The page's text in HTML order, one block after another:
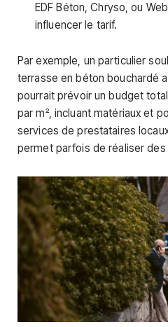
EDF Béton, Chryso, ou
influencer le tarif.
Par exemple, un particulier
terrasse en béton bouchardé
pourrait prévoir un budget
par m², incluant matériaux et
services de prestataires
permet parfois de réaliser